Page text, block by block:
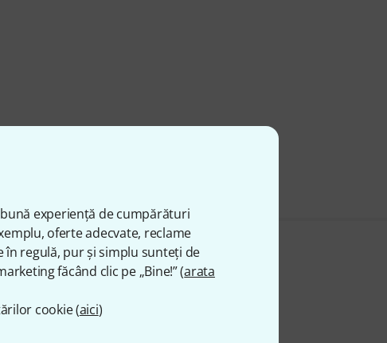
experiență de cumpărături
oferte adecvate, reclame
în regulă, pur și simplu sunteți de
făcând clic pe „Bine!” (arata
cookie (aici)